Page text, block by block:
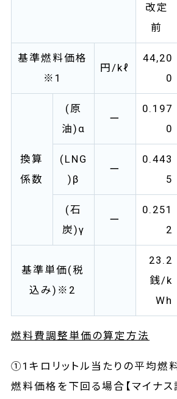
改定
前
基準燃料価格
※1
円/kℓ
44,20
0
換算
係数
(原
油)α
ー
0.197
0
(LNG
)β
ー
0.443
5
(石
炭)γ
ー
0.251
2
基準単価(税
込み)※2
23.2
銭/k
Wh
燃料費調整単価の算定方法
①1キロリットル当たりの平均
燃料価格を下回る場合【マイナス